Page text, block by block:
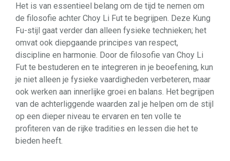
Het is van essentieel belang om de tijd te nemen om
de filosofie achter Choy Li Fut te begrijpen. Deze Kung
Fu-stijl gaat verder dan alleen fysieke technieken; het
omvat ook diepgaande principes van respect,
discipline en harmonie. Door de filosofie van Choy Li
Fut te bestuderen en te integreren in je beoefening, kun
je niet alleen je fysieke vaardigheden verbeteren, maar
ook werken aan innerlijke groei en balans. Het begrijpen
van de achterliggende waarden zal je helpen om de stijl
op een dieper niveau te ervaren en ten volle te
profiteren van de rijke tradities en lessen die het te
bieden heeft.